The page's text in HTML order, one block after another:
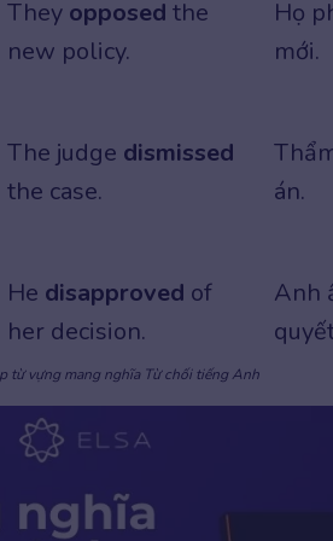
They opposed the
new policy.
Họ
mới.
The judge dismissed
the case.
án.
He disapproved of
her decision.
Anh
từ vựng mang nghĩa Từ chối tiếng Anh